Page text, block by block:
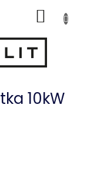
KOŠÍK
10kW